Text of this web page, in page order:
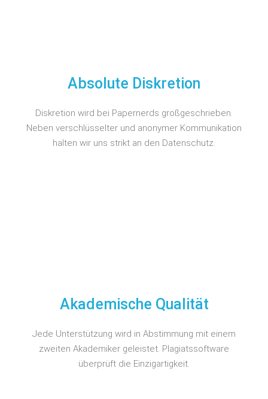
Absolute Diskretion
Diskretion wird bei Papernerds großgeschrieben.
Neben verschlüsselter und anonymer Kommunikation
halten wir uns strikt an den Datenschutz.
Akademische Qualität
Jede Unterstützung wird in Abstimmung mit einem
zweiten Akademiker geleistet. Plagiatssoftware
überprüft die Einzigartigkeit.